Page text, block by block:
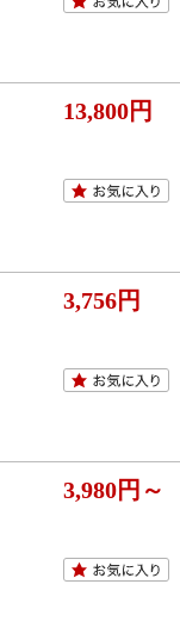
13,800円
3,756円
3,980円～